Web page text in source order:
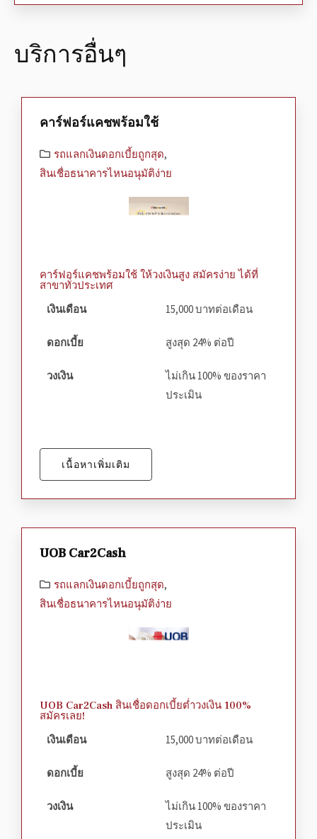
บริการอื่นๆ
คาร์ฟอร์แคชพร้อมใช้
รถแลกเงินดอกเบี้ยถูกสุด,
สินเชื่อธนาคารไหนอนุมัติง่าย
คาร์ฟอร์แคชพร้อมใช้ ให้วงเงินสูง สมัครง่าย ได้ที่
สาขาทั่วประเทศ
เงินเดือน
15,000 บาทต่อเดือน
ดอกเบี้ย สูงสุด 24% ต่อปี
วงเงิน
ไม่เกิน 100% ของราคา
ประเมิน
เนื้อหาเพิ่มเติม
UOB Car2Cash
รถแลกเงินดอกเบี้ยถูกสุด,
สินเชื่อธนาคารไหนอนุมัติง่าย
UOB Car2Cash สินเชื่อดอกเบี้ยต่ำวงเงิน 100%
สมัครเลย!
เงินเดือน
15,000 บาทต่อเดือน
ดอกเบี้ย สูงสุด 24% ต่อปี
วงเงิน
ไม่เกิน 100% ของราคา
ประเมิน